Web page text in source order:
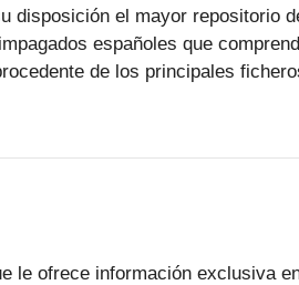
disposición el mayor repositorio
españoles que
de los principales
le ofrece información exclusiva